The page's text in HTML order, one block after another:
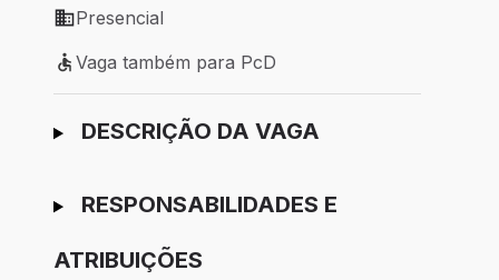
Modelo de trabalho: Presencial
Presencial
Vaga também para PcD
Vaga também para PcD
Ir para candidatura
DESCRIÇÃO DA VAGA
RESPONSABILIDADES E
ATRIBUIÇÕES